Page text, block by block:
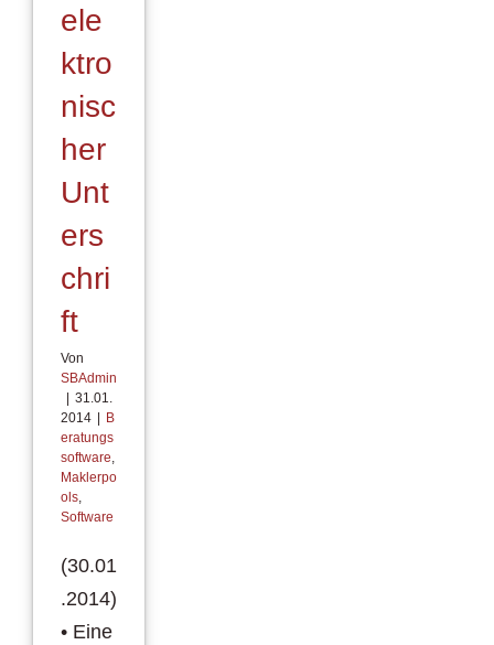
ele
ktro
nisc
her
Unt
ers
chri
ft
Von
SBAdmin
| 31.01.
2014 | B
eratungs
software
Maklerpo
ols
Software
(30.01
.2014)
• Eine